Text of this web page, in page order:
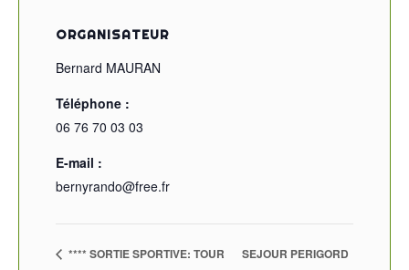
ORGANISATEUR
Bernard MAURAN
Téléphone :
06 76 70 03 03
E-mail :
bernyrando@free.fr
**** SORTIE SPORTIVE: TOUR
SEJOUR PERIGORD